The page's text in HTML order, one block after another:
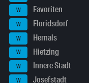
W Favoriten
W Floridsdorf
W Hernals
W Hietzing
W Innere Stadt
W Josefstadt